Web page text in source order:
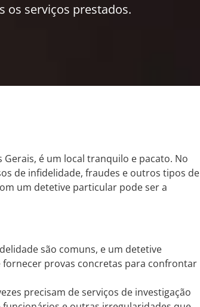
os serviços prestados.
Gerais, é um local tranquilo e pacato. No
de infidelidade, fraudes e outros tipos de
um detetive particular pode ser a
são comuns, e um detetive
provas concretas para confrontar
precisam de serviços de investigação